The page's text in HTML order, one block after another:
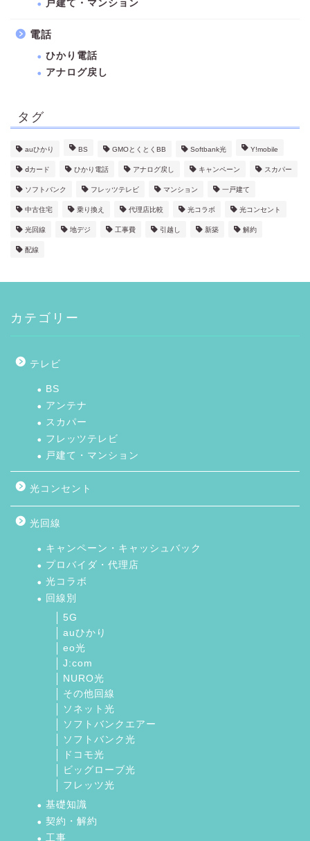
戸建て・マンション
電話
ひかり電話
アナログ戻し
タグ
auひかり BS GMOとくとくBB Softbank光 Y!mobile
ⅾカード ひかり電話 アナログ戻し キャンペーン スカパー
ソフトバンク フレッツテレビ マンション 一戸建て
中古住宅 乗り換え 代理店比較 光コラボ 光コンセント
光回線 地デジ 工事費 引越し 新築 解約
配線
カテゴリー
テレビ
BS
アンテナ
スカパー
フレッツテレビ
戸建て・マンション
光コンセント
光回線
キャンペーン・キャッシュバック
プロバイダ・代理店
光コラボ
回線別
5G
auひかり
eo光
J:com
NURO光
その他回線
ソネット光
ソフトバンクエアー
ソフトバンク光
ドコモ光
ビッグローブ光
フレッツ光
基礎知識
契約・解約
工事